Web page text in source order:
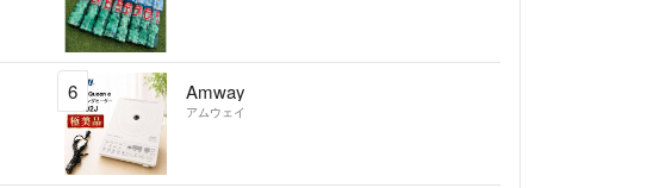
6 Amway
アムウェイ